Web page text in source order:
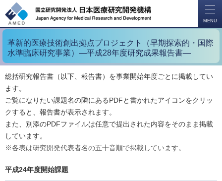
MENU
革新的医療技術創出拠点プロジェクト（早期探索的・国際
水準臨床研究事業）―平成28年度研究成果報告書―
総括研究報告書（以下、報告書）を事業開始年度ごとに掲載してい
ます。
ご覧になりたい課題名の隣にあるPDFと書かれたアイコンをクリッ
クすると、報告書が表示されます。
また、別添のPDFファイルは任意で提出された内容をそのまま掲載
しています。
※各表は研究開発代表者名の五十音順で掲載しています。
平成24年度開始課題